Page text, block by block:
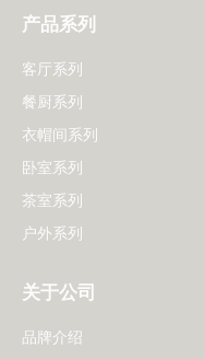
产品系列
客厅系列
餐厨系列
衣帽间系列
卧室系列
茶室系列
户外系列
关于公司
品牌介绍